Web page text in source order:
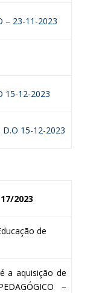
– 23-11-2023
15-12-2023
15-12-2023
17/2023
de
a aquisição de
–